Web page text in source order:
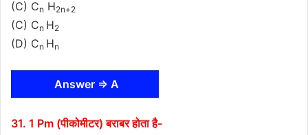
(C) Cn H2n+2
(C) Cn H2
(D) Cn Hn
Answer ⇒ A
31. 1 Pm (पीकोमीटर) बराबर होता है-